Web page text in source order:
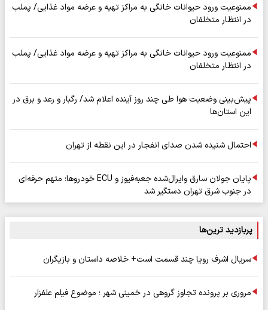
ممنوعیت ورود حیوانات خانگی به مراکز تهیه و عرضه مواد غذایی/ پملب
در انتظار متخلفان
ممنوعیت ورود حیوانات خانگی به مراکز تهیه و عرضه مواد غذایی/ پملب
در انتظار متخلفان
پیش‌بینی وضعیت هوا طی چند روز آینده اعلام شد/ رگبار و رعد و برق در
این استان‌ها
احتمال شنیده شدن صدای انفجار در این نقطه از تهران
پایان جولان سارق وایرال‌شده جعبه‌فیوز و ECU خودروها؛ متهم حرفه‌ای
در جنوب شرق تهران دستگیر شد
پربازدید ترین‌ها
سریال اشرف رویا چند قسمت است+ خلاصه داستان و بازیگران
مروری بر پرونده تجاوز گروهی در خمینی شهر ؛ موضوع فیلم علفزار